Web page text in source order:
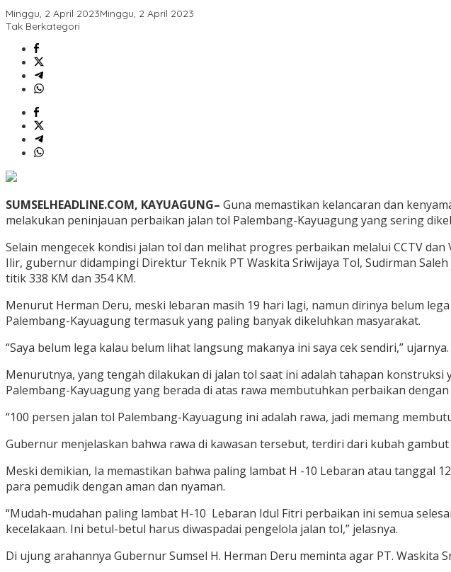
Minggu, 2 April 2023Minggu, 2 April 2023
Tak Berkategori
SUMSELHEADLINE.COM, KAYUAGUNG– Guna memastikan kelancaran dan
melakukan peninjauan perbaikan jalan tol Palembang-Kayuagung yang sering
Selain mengecek kondisi jalan tol dan melihat progres perbaikan melalui CCTV
Ilir, gubernur didampingi Direktur Teknik PT Waskita Sriwijaya Tol, Sudirman
titik 338 KM dan 354 KM.
Menurut Herman Deru, meski lebaran masih 19 hari lagi, namun dirinya belum
Palembang-Kayuagung termasuk yang paling banyak dikeluhkan masyarakat.
“Saya belum lega kalau belum lihat langsung makanya ini saya cek sendiri,” ujarnya.
Menurutnya, yang tengah dilakukan di jalan tol saat ini adalah tahapan konstruksi
Palembang-Kayuagung yang berada di atas rawa membutuhkan perbaikan
“100 persen jalan tol Palembang-Kayuagung ini adalah rawa, jadi memang
Gubernur menjelaskan bahwa rawa di kawasan tersebut, terdiri dari kubah
Meski demikian, Ia memastikan bahwa paling lambat H -10 Lebaran atau tanggal
para pemudik dengan aman dan nyaman.
“Mudah-mudahan paling lambat H-10 Lebaran Idul Fitri perbaikan ini semua
kecelakaan. Ini betul-betul harus diwaspadai pengelola jalan tol,” jelasnya.
Di ujung arahannya Gubernur Sumsel H. Herman Deru meminta agar PT. Waskita